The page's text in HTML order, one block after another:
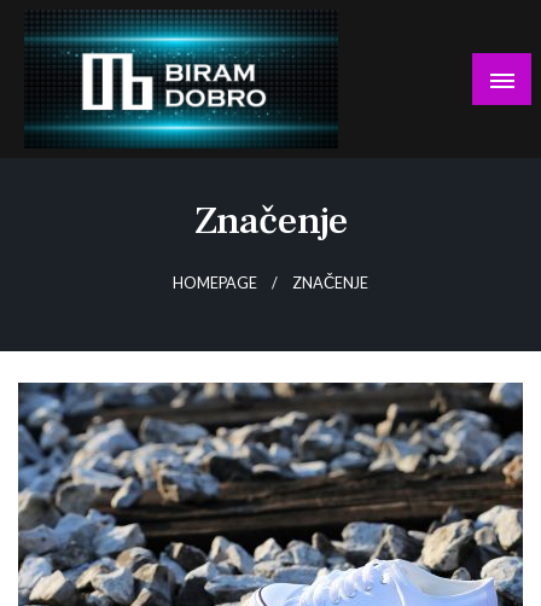
Skip
content
Značenje
HOMEPAGE ZNAČENJE